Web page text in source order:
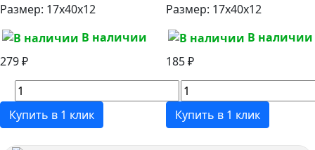
Размер: 17x40x12
В наличии
279 ₽
Купить в 1 клик
Размер: 17x40x12
В наличии
185 ₽
Купить в 1 клик